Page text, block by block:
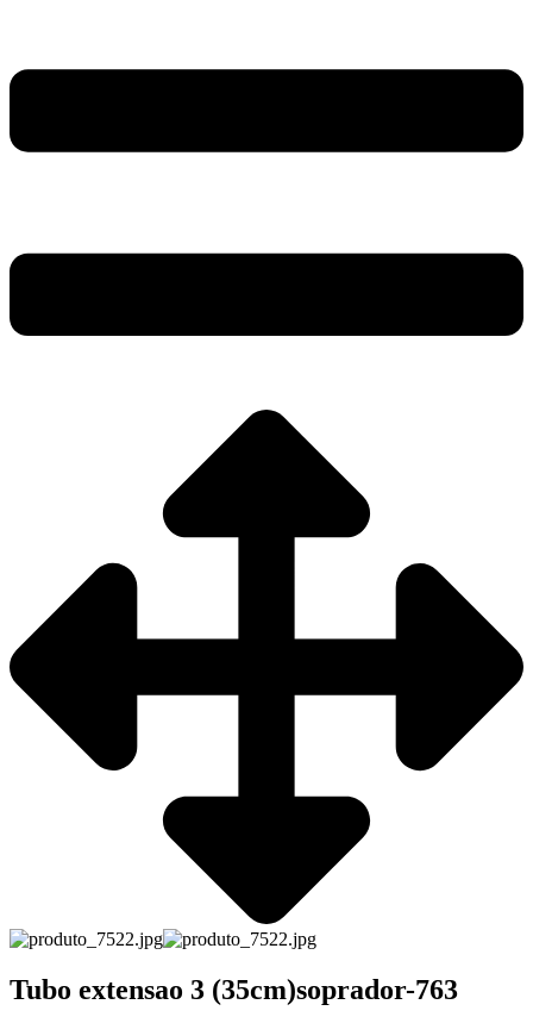
Tubo extensao 3 (35cm)soprador-763